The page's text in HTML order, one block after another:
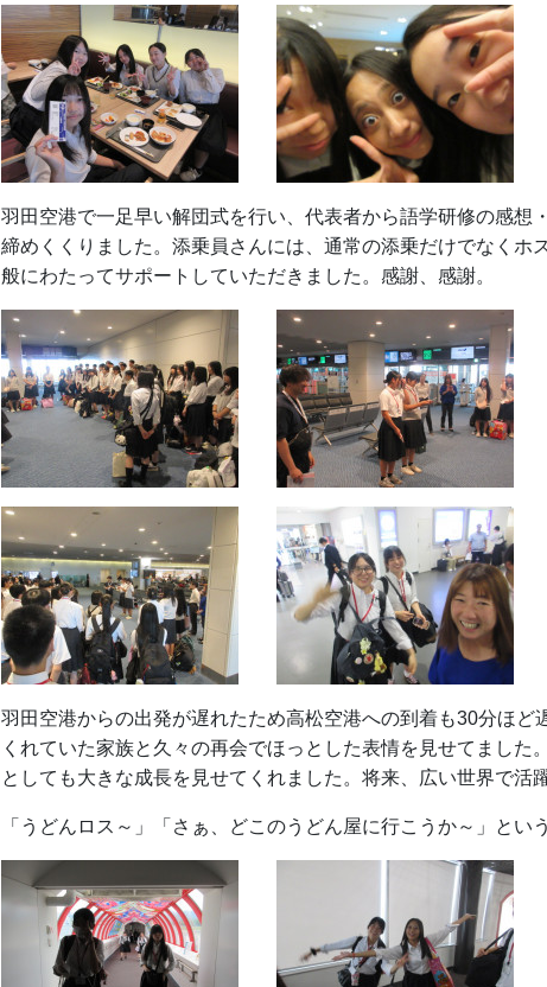
羽田空港で一足早い解団式を行い、代表者から語学研修の感想
締めくくりました。添乗員さんには、通常の添乗だけでなくホ
般にわたってサポートしていただきました。感謝、感謝。
羽田空港からの出発が遅れたため高松空港への到着も30分ほど
くれていた家族と久々の再会でほっとした表情を見せてました
としても大きな成長を見せてくれました。将来、広い世界で活
「うどんロス～」「さぁ、どこのうどん屋に行こうか～」とい